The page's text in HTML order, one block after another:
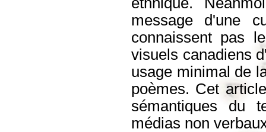
message d'une
connaissent pas
visuels canadiens
usage minimal de
poèmes. Cet
sémantiques du
médias non